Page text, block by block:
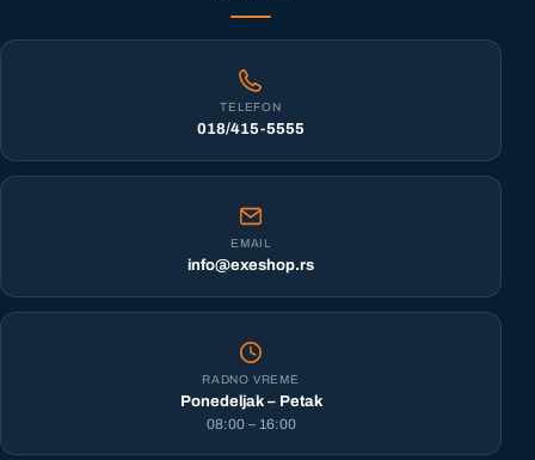
TELEFON
018/415-5555
EMAIL
info@exeshop.rs
RADNO VREME
Ponedeljak – Petak
08:00 – 16:00